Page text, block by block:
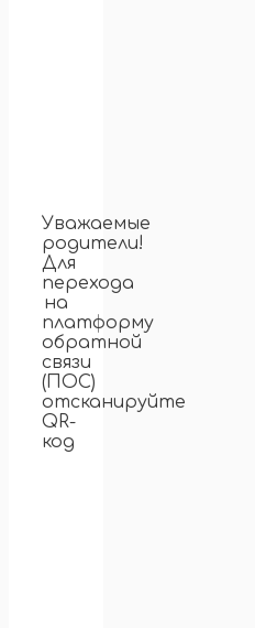
Уважаемые
родители!
Для
перехода
на
платформу
обратной
связи
(ПОС)
отсканируйте
QR-
код